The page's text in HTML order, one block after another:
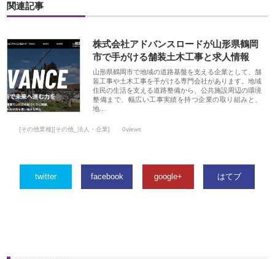
関連記事
株式会社アドバンスロードが山形県鶴岡
市で手がける舗装土木工事と求人情報
山形県鶴岡市で地域の道路基盤を支える企業として、舗
装工事や土木工事を手がける専門会社があります。地域
住民の生活を支える道路整備から、公共施設周辺の環境
整備まで、幅広い工事実績を持つ企業の取り組みと、
地…
[その他業種][その他_法人・企業] 0views
twitter facebook google+ はてブ